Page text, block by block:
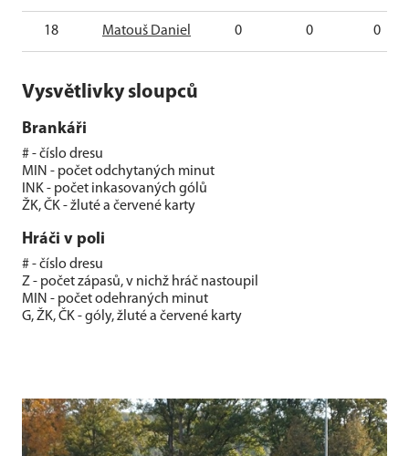
18 Matouš Daniel 0 0 0
Vysvětlivky sloupců
Brankáři
# - číslo dresu
MIN - počet odchytaných minut
INK - počet inkasovaných gólů
ŽK, ČK - žluté a červené karty
Hráči v poli
# - číslo dresu
Z - počet zápasů, v nichž hráč nastoupil
MIN - počet odehraných minut
G, ŽK, ČK - góly, žluté a červené karty